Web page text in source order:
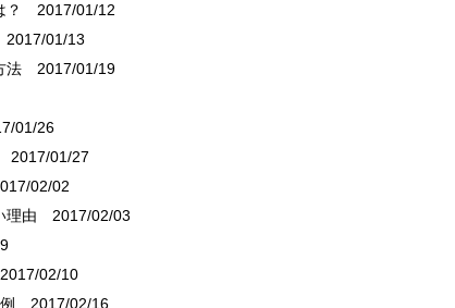
？
2017/01/12
2017/01/13
法 2017/01/19
01/26
2017/01/27
02/02
理由 2017/02/03
02/10
2017/02/16